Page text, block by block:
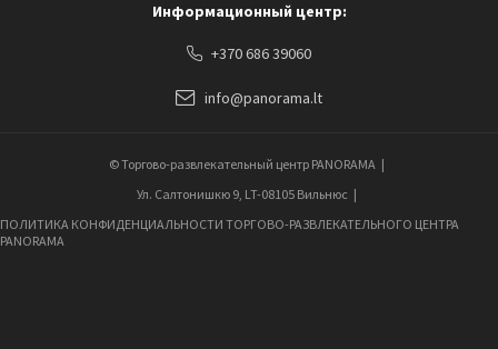
Информационный центр:
+370 686 39060
info@panorama.lt
© Торгово-развлекательный центр PANORAMA
Ул. Салтонишкю 9, LT-08105 Вильнюс
ПОЛИТИКА КОНФИДЕНЦИАЛЬНОСТИ ТОРГОВО-РАЗВЛЕКАТЕЛЬНОГО ЦЕНТРА
PANORAMA